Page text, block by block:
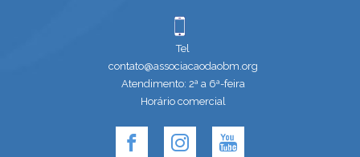
Tel
contato@associacaodaobm.org
Atendimento: 2ª a 6ª-feira
Horário comercial